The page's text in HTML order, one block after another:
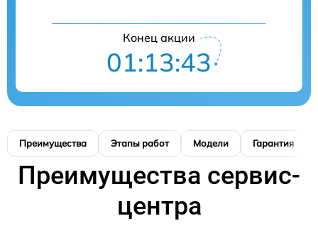
Конец акции
01:13:42
Преимущества Этапы работ Модели Гарантия
Преимущества сервис-
центра